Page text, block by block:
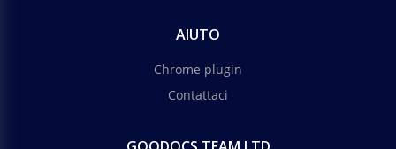
AIUTO
Chrome plugin
Contattaci